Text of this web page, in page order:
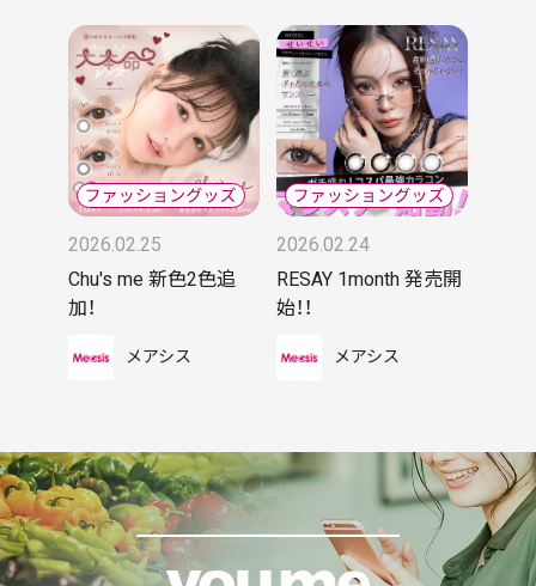
2026.02.25
Chu's me 新色2色追
加！
メアシス
2026.02.24
RESAY 1month 発売開
始！！
メアシス